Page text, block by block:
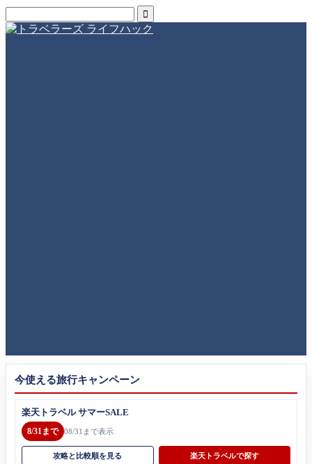
今使える旅行キャンペーン
楽天トラベル サマーSALE
8/31まで 08/31まで表示
攻略と比較順を見る 楽天トラベルで探す